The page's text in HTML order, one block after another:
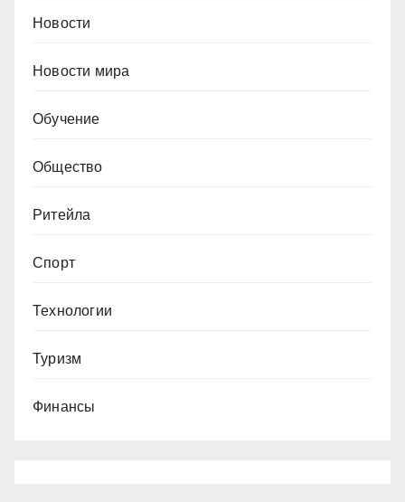
Новости
Новости мира
Обучение
Общество
Ритейла
Спорт
Технологии
Туризм
Финансы